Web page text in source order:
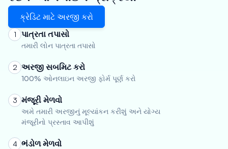
ક્રેડિટ માટે અરજી કરો
1 પાત્રતા તપાસો
તમારી લોન પાત્રતા તપાસો
2 અરજી સબમિટ કરો
100% ઓનલાઇન અરજી ફોર્મ પૂર્ણ કરો
3 મંજૂરી મેળવો
અમે તમારી અરજીનું મૂલ્યાંકન કરીશું અને યોગ્ય
મંજૂરીનો પ્રસ્તાવ આપીશું
4 ભંડોળ મેળવો